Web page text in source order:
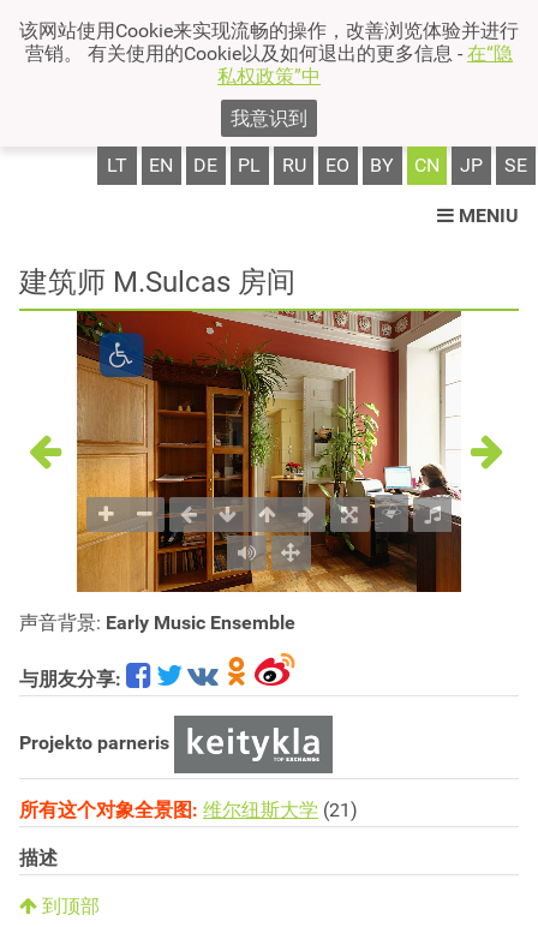
该网站使用Cookie来实现流畅的操作，改善浏览体验并进行
营销。 有关使用的Cookie以及如何退出的更多信息 - 在“隐
私权政策”中
我意识到
LT EN DE PL RU EO BY CN JP SE
MENIU
建筑师 M.Sulcas 房间
声音背景: Early Music Ensemble
与朋友分享:
Projekto parneris
所有这个对象全景图: 维尔纽斯大学 (21)
描述
到顶部